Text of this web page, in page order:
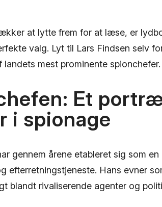
at lytte frem for at læse, er
valg. Lyt til Lars Findsen selv
landets mest prominente spionchefer.
Et
i spionage
gennem årene etableret sig som
efterretningstjeneste. Hans evner
blandt rivaliserende agenter og